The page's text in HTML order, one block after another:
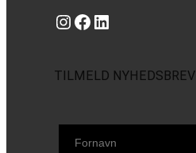
Instagram https://www.facebook.com/danishbeachvolleytour LinkedIn
TILMELD NYHEDSBREV